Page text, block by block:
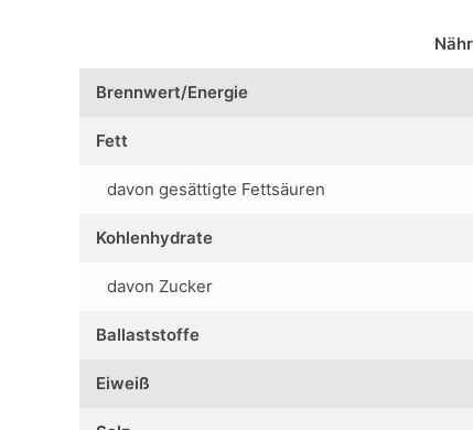
Brennwert/Energie
Fett
davon gesättigte Fettsäuren
Kohlenhydrate
davon Zucker
Ballaststoffe
Eiweiß